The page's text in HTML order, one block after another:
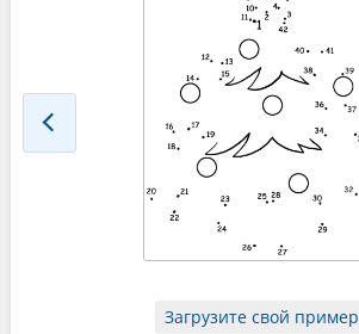
Загрузите свой пример